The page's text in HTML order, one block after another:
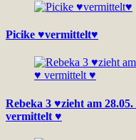
Picike ♥vermittelt♥
Rebeka 3 ♥zieht am
vermittelt ♥